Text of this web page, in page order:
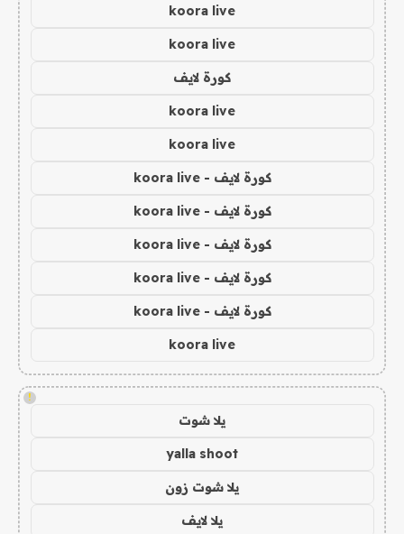
koora live
koora live
كورة لايف
koora live
koora live
كورة لايف - koora live
كورة لايف - koora live
كورة لايف - koora live
كورة لايف - koora live
كورة لايف - koora live
koora live
!
يلا شوت
yalla shoot
يلا شوت زون
يلا لايف